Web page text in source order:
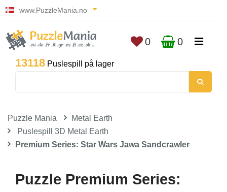
www.PuzzleMania.no
13118 Puslespill på lager
0 0
Puzzle Mania
Metal Earth
Puslespill 3D Metal Earth
Premium Series: Star Wars Jawa Sandcrawler
Puzzle Premium Series: